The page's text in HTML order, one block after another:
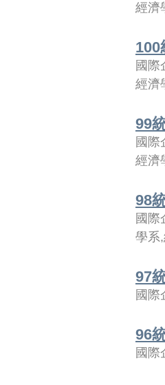
經濟
100
國際
經濟
99
國際
經濟
98
國際
學系
97
國際
96
國際